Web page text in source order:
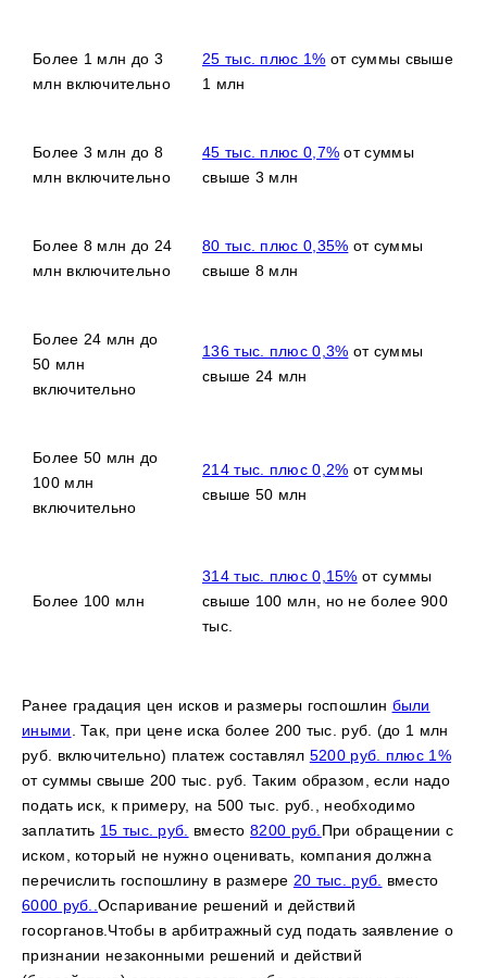
Более 1 млн до 3
млн включительно
25 тыс. плюс 1% от суммы свыше
1 млн
Более 3 млн до 8
млн включительно
45 тыс. плюс 0,7% от суммы
свыше 3 млн
Более 8 млн до 24
млн включительно
80 тыс. плюс 0,35% от суммы
свыше 8 млн
Более 24 млн до
50 млн
включительно
136 тыс. плюс 0,3% от суммы
свыше 24 млн
Более 50 млн до
100 млн
включительно
214 тыс. плюс 0,2% от суммы
свыше 50 млн
Более 100 млн
314 тыс. плюс 0,15% от суммы
свыше 100 млн, но не более 900
тыс.
Ранее градация цен исков и размеры госпошлин были
иными . Так, при цене иска более 200 тыс. руб. (до 1 млн
руб. включительно) платеж составлял 5200 руб. плюс 1%
от суммы свыше 200 тыс. руб. Таким образом, если надо
подать иск, к примеру, на 500 тыс. руб., необходимо
заплатить 15 тыс. руб. вместо8200 руб. При обращении с
иском, который не нужно оценивать, компания должна
перечислить госпошлину в размере 20 тыс. руб.
вместо
6000 руб.. Оспаривание решений и действий
госорганов.Чтобы в арбитражный суд подать заявление о
признании незаконными решений и действий